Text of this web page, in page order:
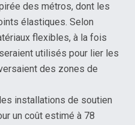
des métros, dont les
élastiques. Selon
flexibles, à la fois
utilisés pour lier les
des zones de
installations de soutien
un coût estimé à 78